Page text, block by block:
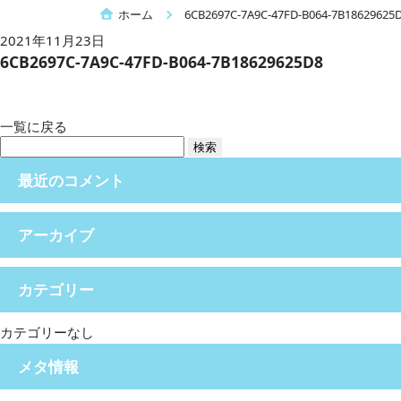
ホーム 6CB2697C-7A9C-47FD-B064-
2021年11月23日
6CB2697C-7A9C-47FD-B064-7B18629625D8
一覧に戻る
索:
最近のコメント
アーカイブ
カテゴリー
カテゴリーなし
メタ情報